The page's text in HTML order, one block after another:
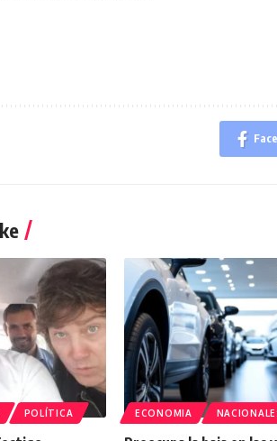
POLÍTICA ECONOMIA